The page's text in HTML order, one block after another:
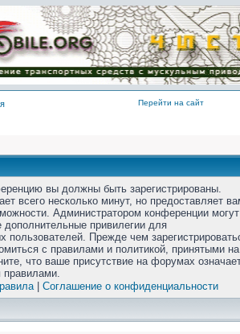
Перейти на сайт
вы должны быть зарегистрированы.
всего несколько минут, но предоставляет
Администратором конференции
дополнительные привилегии для
пользователей. Прежде чем
с правилами и политикой, принятыми на
что ваше присутствие на форумах
правилами.
| Соглашение о конфиденциальности